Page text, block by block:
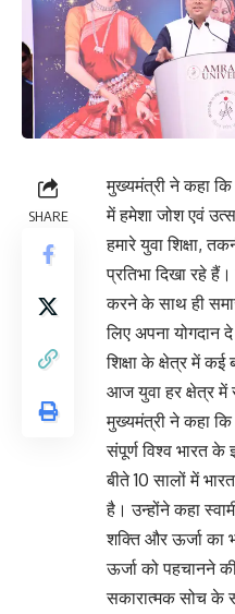
SHARE
मुख्यमंत्री ने कहा
में हमेशा जोश एवं
हमारे युवा शिक्षा,
प्रतिभा दिखा रहे
करने के साथ ही
लिए अपना योगदान
शिक्षा के क्षेत्र में
आज युवा हर क्षेत्र में
मुख्यमंत्री ने कहा कि
संपूर्ण विश्व भारत के
बीते 10 सालों में
है। उन्होंने कहा
शक्ति और ऊर्जा का
ऊर्जा को पहचानने
सकारात्मक सोच के